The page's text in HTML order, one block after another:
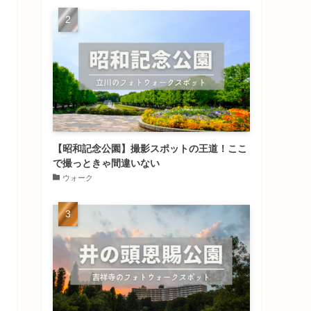
【昭和記念公園】撮影スポットの王道！ここ
で撮っときゃ間違いない
ウォーク